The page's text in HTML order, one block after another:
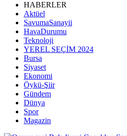
HABERLER
Aktüel
SavumaSanayii
HavaDurumu
Teknoloji
YEREL SEÇİM 2024
Bursa
Siyaset
Ekonomi
Öykü-Şiir
Gündem
Dünya
Spor
Magazin